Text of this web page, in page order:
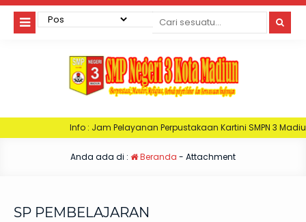
Info : Jam Pelayanan Perpustakaan Kartini SMPN 3 Madiun. Hari Senin
Anda ada di : Beranda - Attachment
SP PEMBELAJARAN